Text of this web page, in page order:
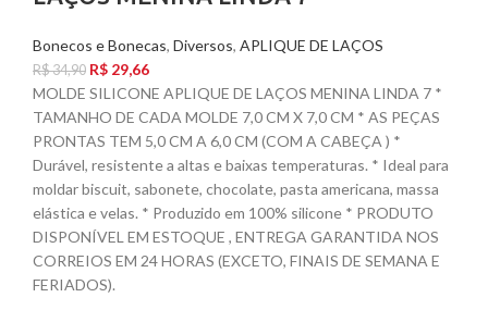
Bonecos e Bonecas, Diversos, APLIQUE DE LAÇOS
R$34,90 R$ 29,66
MOLDE SILICONE APLIQUE DE LAÇOS MENINA LINDA 7 *
TAMANHO DE CADA MOLDE 7,0 CM X 7,0 CM * AS PEÇAS
PRONTAS TEM 5,0 CM A 6,0 CM (COM A CABEÇA ) *
Durável, resistente a altas e baixas temperaturas. * Ideal para
moldar biscuit, sabonete, chocolate, pasta americana, massa
elástica e velas. * Produzido em 100% silicone * PRODUTO
DISPONÍVEL EM ESTOQUE , ENTREGA GARANTIDA NOS
CORREIOS EM 24 HORAS (EXCETO, FINAIS DE SEMANA E
FERIADOS).